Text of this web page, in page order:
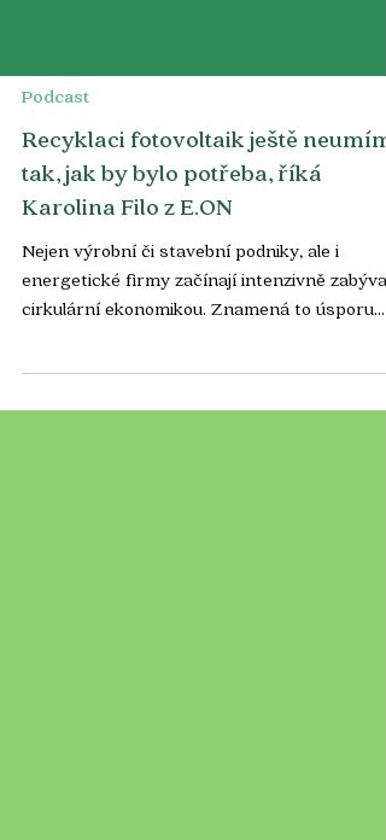
Podcast
Recyklaci fotovoltaik ještě
tak, jak by bylo potřeba, říká
Karolina Filo z E.ON
Nejen výrobní či stavební podniky, ale i
energetické firmy začínají intenzivně zabývat
materiálů...